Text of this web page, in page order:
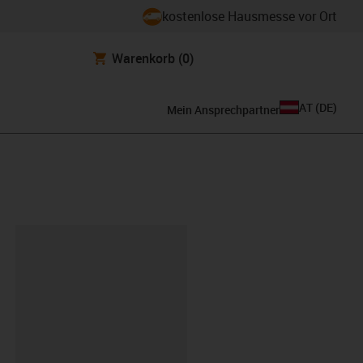
kostenlose Hausmesse vor Ort
Warenkorb (0)
Mein Ansprechpartner AT (DE)